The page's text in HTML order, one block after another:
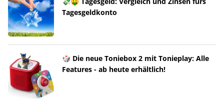
Tagesgeldkonto
🎲 Die neue Toniebox 2 mit Tonieplay: Alle
Features - ab heute erhältlich!